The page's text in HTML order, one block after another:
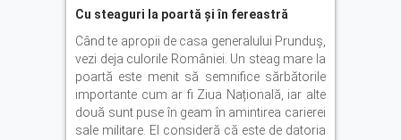
Cu steaguri la poartă și în fereastră
Când te apropii de casa generalului Prunduș,
vezi deja culorile României. Un steag mare la
poartă este menit să semnifice sărbătorile
importante cum ar fi Ziua Națională, iar alte
două sunt puse în geam în amintirea carierei
sale militare. El consideră că este de datoria